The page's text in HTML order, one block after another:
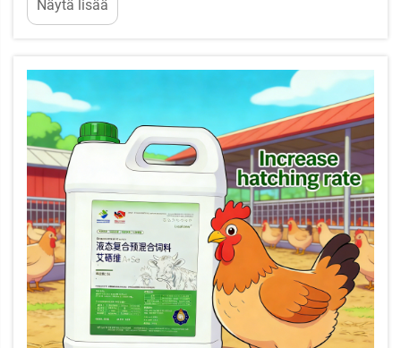
ja yöllinen munakuorenmuodostusmunarakon
kalsifiointi tapahtuu pääasiassa pimeän aikana, kun
Näytä lisää